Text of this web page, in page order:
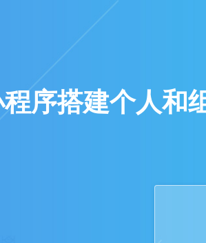
序搭建个人和